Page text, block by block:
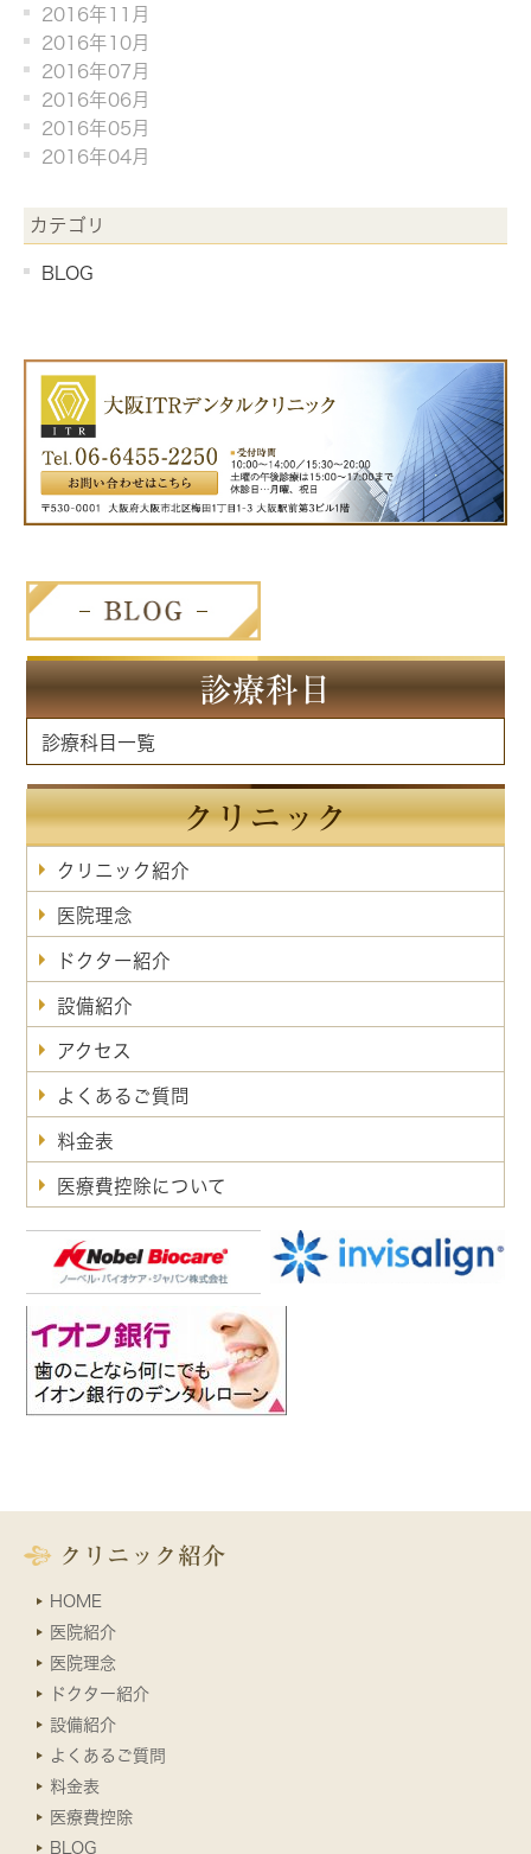
2016年11月
2016年10月
2016年07月
2016年06月
2016年05月
2016年04月
カテゴリ
BLOG
診療科目
診療科目一覧
クリニック
クリニック紹介
医院理念
ドクター紹介
設備紹介
アクセス
よくあるご質問
料金表
医療費控除について
クリニック紹介
HOME
医院紹介
医院理念
ドクター紹介
設備紹介
よくあるご質問
料金表
医療費控除
BLOG